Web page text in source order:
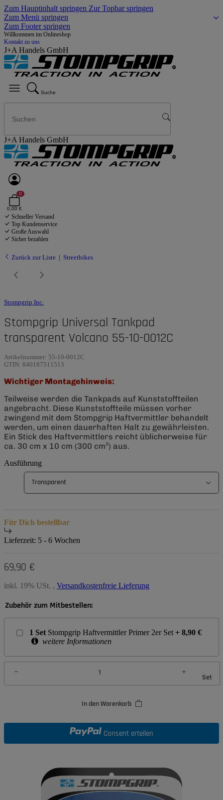
Zum Hauptinhalt springen Zur Topbar springen
Zum Menü springen
Zum Footer springen
Willkommen im Onlineshop
Kontakt zu uns
J+A Handels GmbH
Suche
J+A Handels GmbH
0
0,00 €
Schneller Versand
Top Kundenservice
Große Auswahl
Sicher bezahlen
Zurück zur Liste Streetbikes
Stompgrip Inc.
Stompgrip Universal Tankpad
transparent Volcano 55-10-0012C
Artikelnummer: 55-10-0012C
GTIN: 840187511513
Wichtiger Montagehinweis:
Teilweise werden die Tankpads auf Kunststoffteilen
angebracht. Diese Kunststoffteile müssen vorher
zwingend mit dem Stompgrip Haftvermittler behandelt
werden, um einen dauerhaften Halt zu gewährleisten.
Ein Stick des Haftvermittlers reicht üblicherweise für
ca. 30 cm x 10 cm (300 cm²) aus.
Ausführung
Transparent
Für Dich bestellbar
Lieferzeit: 5 - 6 Wochen
69,90 €
inkl. 19% USt. , Versandkostenfreie Lieferung
Zubehör zum Mitbestellen:
1 Set Stompgrip Haftvermittler Primer 2er Set + 8,90 €
weitere Informationen
Set
In den Warenkorb
Consent erteilen